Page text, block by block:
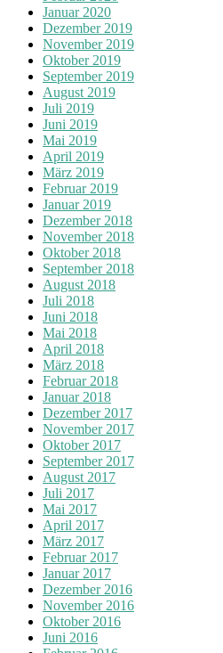
Januar 2020
Dezember 2019
November 2019
Oktober 2019
September 2019
August 2019
Juli 2019
Juni 2019
Mai 2019
April 2019
März 2019
Februar 2019
Januar 2019
Dezember 2018
November 2018
Oktober 2018
September 2018
August 2018
Juli 2018
Juni 2018
Mai 2018
April 2018
März 2018
Februar 2018
Januar 2018
Dezember 2017
November 2017
Oktober 2017
September 2017
August 2017
Juli 2017
Mai 2017
April 2017
März 2017
Februar 2017
Januar 2017
Dezember 2016
November 2016
Oktober 2016
Juni 2016